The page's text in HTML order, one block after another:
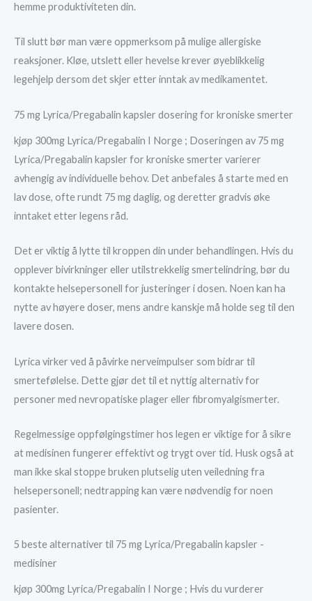
hemme produktiviteten din.
Til slutt bør man være oppmerksom på mulige allergiske
reaksjoner. Kløe, utslett eller hevelse krever øyeblikkelig
legehjelp dersom det skjer etter inntak av medikamentet.
75 mg Lyrica/Pregabalin kapsler dosering for kroniske smerter
kjøp 300mg Lyrica/Pregabalin I Norge ; Doseringen av 75 mg
Lyrica/Pregabalin kapsler for kroniske smerter varierer
avhengig av individuelle behov. Det anbefales å starte med en
lav dose, ofte rundt 75 mg daglig, og deretter gradvis øke
inntaket etter legens råd.
Det er viktig å lytte til kroppen din under behandlingen. Hvis du
opplever bivirkninger eller utilstrekkelig smertelindring, bør du
kontakte helsepersonell for justeringer i dosen. Noen kan ha
nytte av høyere doser, mens andre kanskje må holde seg til den
lavere dosen.
Lyrica virker ved å påvirke nerveimpulser som bidrar til
smertefølelse. Dette gjør det til et nyttig alternativ for
personer med nevropatiske plager eller fibromyalgismerter.
Regelmessige oppfølgingstimer hos legen er viktige for å sikre
at medisinen fungerer effektivt og trygt over tid. Husk også at
man ikke skal stoppe bruken plutselig uten veiledning fra
helsepersonell; nedtrapping kan være nødvendig for noen
pasienter.
5 beste alternativer til 75 mg Lyrica/Pregabalin kapsler -
medisiner
kjøp 300mg Lyrica/Pregabalin I Norge ; Hvis du vurderer